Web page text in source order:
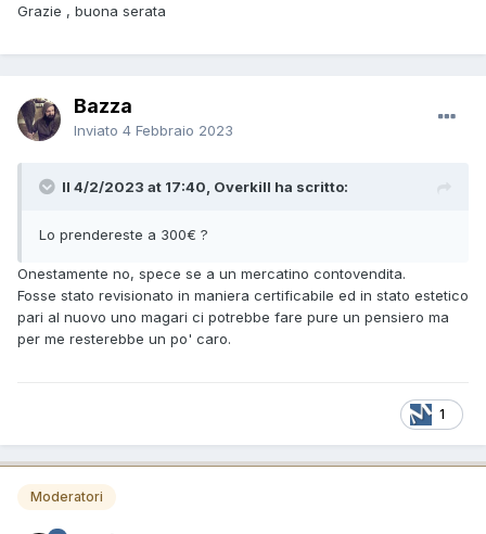
Grazie , buona serata
Bazza
Inviato 4 Febbraio 2023
Il 4/2/2023 at 17:40, Overkill ha scritto:
Lo prendereste a 300€ ?
Onestamente no, spece se a un mercatino contovendita.
Fosse stato revisionato in maniera certificabile ed in stato estetico
pari al nuovo uno magari ci potrebbe fare pure un pensiero ma
per me resterebbe un po' caro.
1
Moderatori